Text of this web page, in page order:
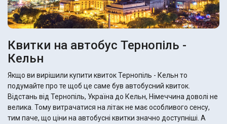
Квитки на автобус Тернопіль -
Кельн
Якщо ви вирішили купити квиток Тернопіль - Кельн то
подумайте про те щоб це саме був автобусний квиток.
Відстань від Тернопіль, Україна до Кельн, Німеччина доволі не
велика. Тому витрачатися на літак не має особливого сенсу,
тим паче, що ціни на автобусні квитки значно доступніші. А